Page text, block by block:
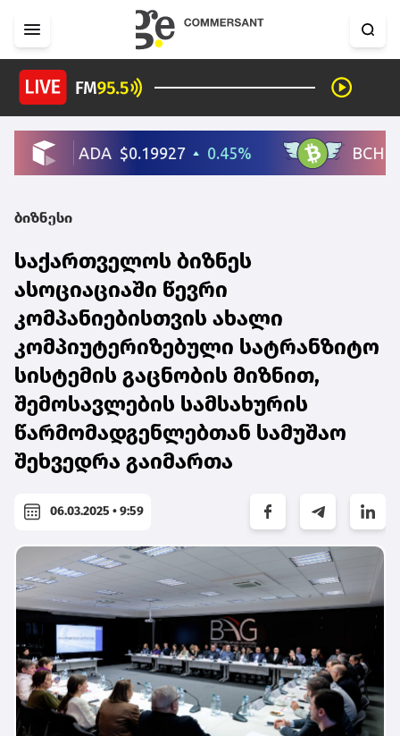
ბიზნესი
საქართველოს ბიზნეს
ასოციაციაში წევრი
კომპანიებისთვის ახალი
კომპიუტერიზებული სატრანზიტო
სისტემის გაცნობის მიზნით,
შემოსავლების სამსახურის
წარმომადგენლებთან სამუშაო
შეხვედრა გაიმართა
06.03.2025 • 9:59